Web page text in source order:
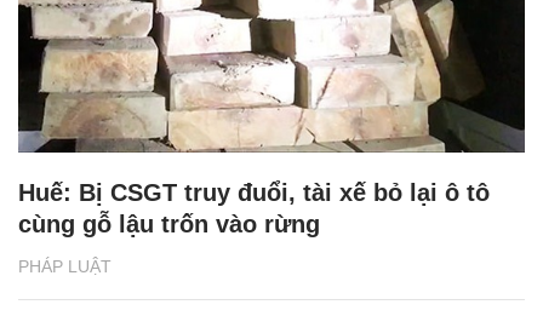
PHÁP LUẬT
Huế: Bị CSGT truy đuổi, tài xế bỏ lại ô tô
cùng gỗ lậu trốn vào rừng